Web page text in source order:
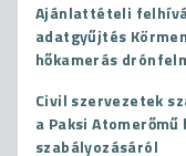
Ajánlattételi
adatgyűjtés
hőkamerás
Civil szervezetek
a Paksi
szabályozásáról